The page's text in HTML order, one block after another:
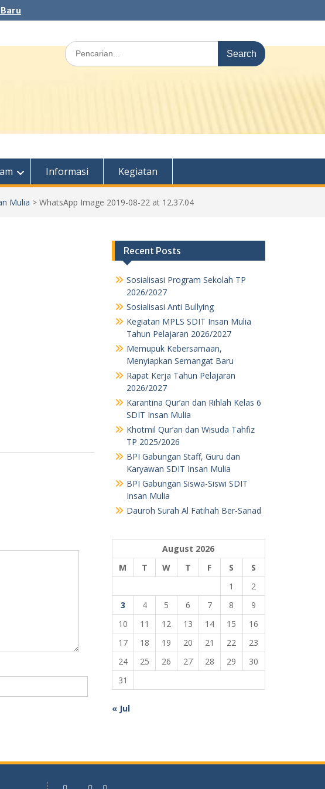
Search
for:
Informasi Kegiatan
Mulia > WhatsApp Image 2019-08-22 at 12.37.04
Recent Posts
Sosialisasi Program Sekolah TP
2026/2027
Sosialisasi Anti Bullying
Kegiatan MPLS SDIT Insan Mulia
Tahun Pelajaran 2026/2027
Memupuk Kebersamaan,
Menyiapkan Semangat Baru
Rapat Kerja Tahun Pelajaran
2026/2027
Karantina Qur’an dan Rihlah Kelas 6
SDIT Insan Mulia
Khotmil Qur’an dan Wisuda Tahfiz
TP 2025/2026
BPI Gabungan Staff, Guru dan
Karyawan SDIT Insan Mulia
BPI Gabungan Siswa-Siswi SDIT
Insan Mulia
Dauroh Surah Al Fatihah Ber-Sanad
August 2026
M
T W T F S
S
1
2
3
4 5 6 7 8
9
10
11 12 13 14 15
16
17
18 19 20 21 22
23
24
25 26 27 28 29
30
31
« Jul